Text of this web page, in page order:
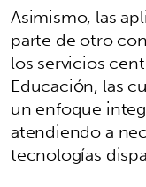
Asimismo, las
parte de otro
los servicios
Educación, las
un enfoque
atendiendo a
tecnologías